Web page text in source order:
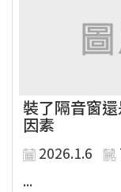
裝了隔音窗
因素
2026.1.6
...